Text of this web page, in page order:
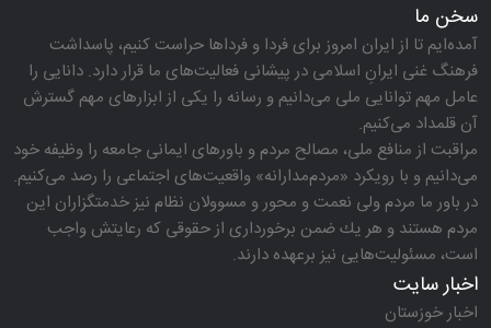
سخن ما
آمده‌ایم تا از ایران امروز برای فردا و فرداها حراست كنیم، پاسداشت
فرهنگ غنی ایرانِ اسلامی در پیشانی فعالیت‌های ما قرار دارد. دانایی را
عامل مهم توانایی ملی می‌دانیم و رسانه را یكی از ابزارهای مهم گسترش
آن قلمداد می‌كنیم.
مراقبت از منافع ملی، مصالح مردم و باورهای ایمانی جامعه را وظیفه خود
می‌دانیم و با رویكرد «مردم‌مدارانه‌» واقعیت‌های اجتماعی را رصد می‌كنیم.
در باور ما مردم ولی نعمت و محور و مسوولان نظام نیز خدمتگزاران این
مردم هستند و هر یك ضمن برخورداری از حقوقی كه رعایتش واجب
است، مسئولیت‌هایی نیز برعهده دارند.
اخبار سایت
اخبار خوزستان